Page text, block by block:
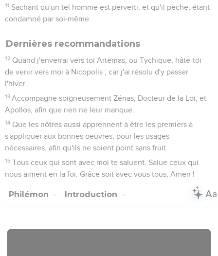
11 Sachant qu'un tel homme est perverti, et qu'il pèche, étant
condamné par soi-même.
Dernières recommandations
12 Quand j'enverrai vers toi Artémas, ou Tychique, hâte-toi
de venir vers moi à Nicopolis ; car j'ai résolu d'y passer
l'hiver.
13 Accompagne soigneusement Zénas, Docteur de la Loi, et
Apollos, afin que rien ne leur manque.
14 Que les nôtres aussi apprennent à être les premiers à
s'appliquer aux bonnes oeuvres, pour les usages
nécessaires, afin qu'ils ne soient point sans fruit.
15 Tous ceux qui sont avec moi te saluent. Salue ceux qui
nous aiment en la foi. Grâce soit avec vous tous, Amen !
Philémon Introduction